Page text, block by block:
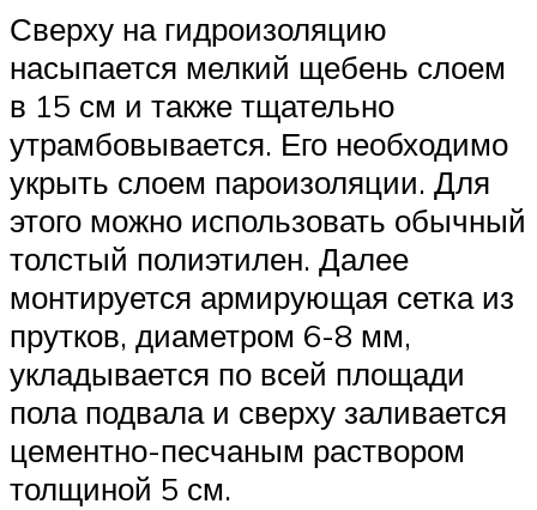
Сверху на гидроизоляцию
насыпается мелкий щебень слоем
в 15 см и также тщательно
утрамбовывается. Его необходимо
укрыть слоем пароизоляции. Для
этого можно использовать обычный
толстый полиэтилен. Далее
монтируется армирующая сетка из
прутков, диаметром 6-8 мм,
укладывается по всей площади
пола подвала и сверху заливается
цементно-песчаным раствором
толщиной 5 см.